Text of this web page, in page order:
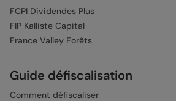
FCPI Dividendes Plus
FIP Kalliste Capital
France Valley Forêts
Guide défiscalisation
Comment défiscaliser